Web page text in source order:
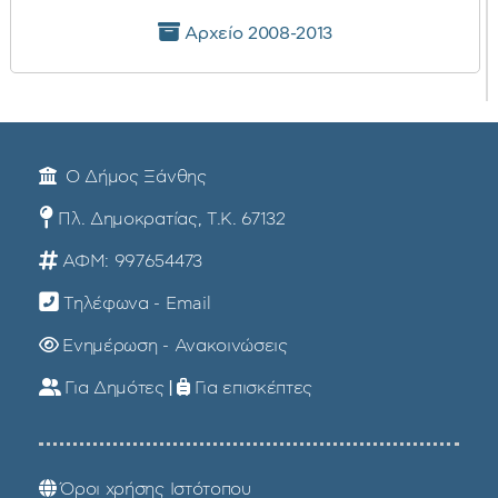
Αρχείο 2008-2013
Ο Δήμος Ξάνθης
Πλ. Δημοκρατίας, Τ.Κ. 67132
ΑΦΜ: 997654473
Τηλέφωνα - Email
Ενημέρωση - Ανακοινώσεις
Για Δημότες | Για επισκέπτες
Όροι χρήσης Ιστότοπου